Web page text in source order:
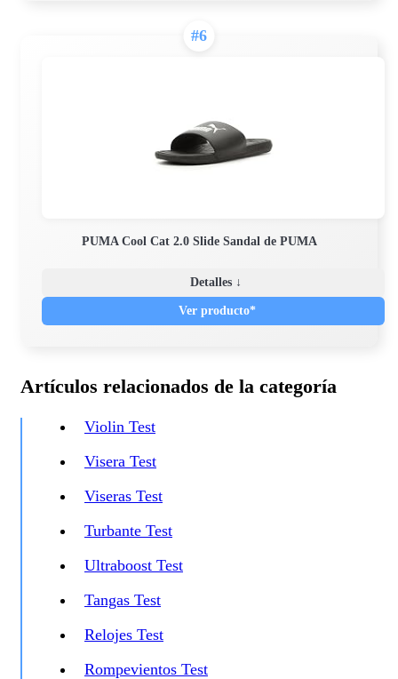
#6
PUMA Cool Cat 2.0 Slide Sandal de PUMA
Detalles ↓
Ver producto*
Artículos relacionados de la categoría
Violin Test
Visera Test
Viseras Test
Turbante Test
Ultraboost Test
Tangas Test
Relojes Test
Rompevientos Test